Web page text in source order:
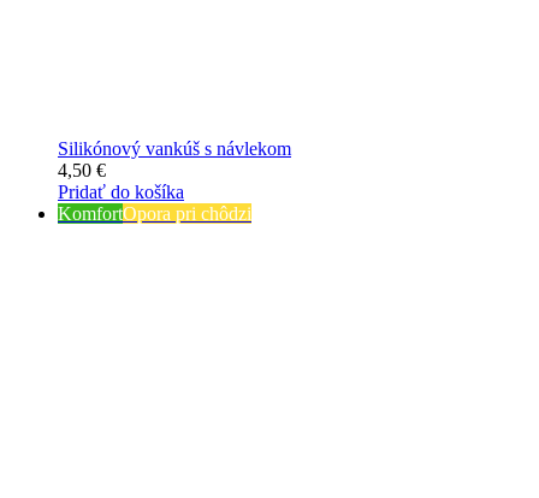
Silikónový vankúš s návlekom
4,50 €
Pridať do košíka
KomfortOpora pri chôdzi